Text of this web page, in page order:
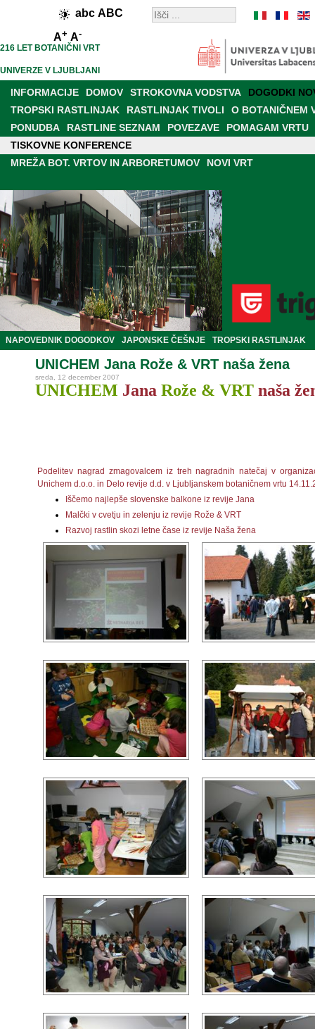
abc ABC
A+ A-
216 LET BOTANIČNI VRT
UNIVERZE V LJUBLJANI
INFORMACIJE DOMOV STROKOVNA VODSTVA DOGODKI
TISKOVNE KONFERENCE
TROPSKI RASTLINJAK RASTLINJAK TIVOLI
O BOTANIČNEM
PONUDBA
RASTLINE SEZNAM POVEZAVE
POMAGAM VRTU
RAZISKAVE IN DELOVANJE
MREŽA BOT. VRTOV IN ARBORETUMOV
NOVI VRT
NAPOVEDNIK DOGODKOV JAPONSKE ČEŠNJE TROPSKI RASTLINJAK
UNICHEM Jana Rože & VRT naša žena
sreda, 12 december 2007
UNICHEM Jana Rože & VRT naša
Podelitev nagrad zmagovalcem iz treh nagradnih natečaj v
Unichem d.o.o. in Delo revije d.d. v Ljubljanskem botaničnem vrtu
Iščemo najlepše slovenske balkone iz revije Jana
Malčki v cvetju in zelenju iz revije Rože & VRT
Razvoj rastlin skozi letne čase iz revije Naša žena